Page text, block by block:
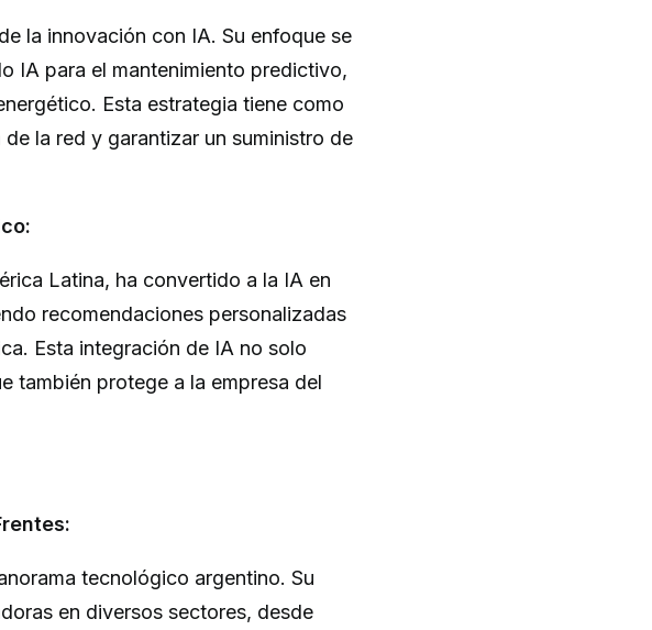
la innovación con IA. Su enfoque se
IA para el mantenimiento predictivo,
Esta estrategia tiene como
la red y garantizar un suministro de
Latina, ha convertido a la IA en
recomendaciones personalizadas
Esta integración de IA no solo
también protege a la empresa del
tecnológico argentino. Su
en diversos sectores, desde